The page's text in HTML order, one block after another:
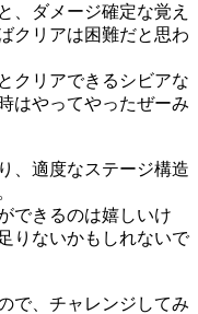
、ダメージ確定な覚え
クリアは困難だと思わ
クリアできるシビアな
はやってやったぜーみ
、適度なステージ構造
できるのは嬉しいけ
りないかもしれないで
で、チャレンジしてみ